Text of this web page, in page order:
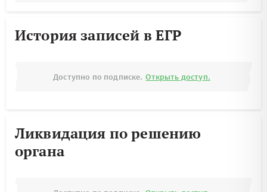
История записей в ЕГР
Доступно по подписке. Открыть доступ.
Ликвидация по решению
органа